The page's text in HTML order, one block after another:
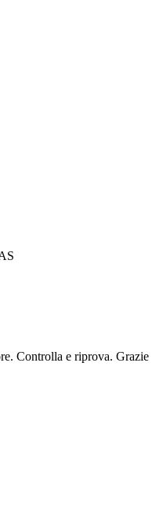
Controlla e riprova. Grazie